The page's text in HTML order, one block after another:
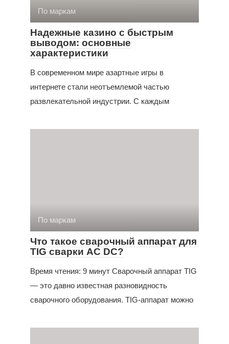
По маркам
Надежные казино с быстрым
выводом: основные
характеристики
В современном мире азартные игры в
интернете стали неотъемлемой частью
развлекательной индустрии. С каждым
По маркам
Что такое сварочный аппарат для
TIG сварки AC DC?
Время чтения: 9 минут Сварочный аппарат TIG
— это давно известная разновидность
сварочного оборудования. TIG-аппарат можно